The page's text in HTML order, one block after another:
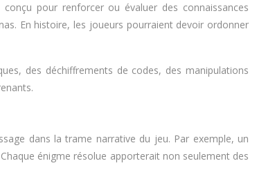
pour renforcer ou évaluer des connaissances
En histoire, les joueurs pourraient devoir ordonner
des déchiffrements de codes, des manipulations
dans la trame narrative du jeu. Par exemple, un
énigme résolue apporterait non seulement des